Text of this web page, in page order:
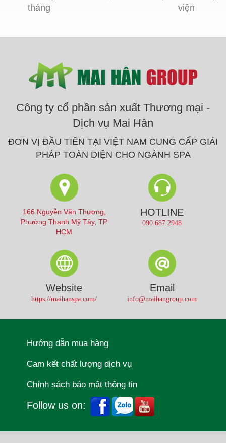
tháng
viện
Công ty cổ phần sản xuất Thương mại -
Dịch vụ Mai Hân
ĐƠN VỊ ĐẦU TIÊN TẠI VIỆT NAM CUNG CẤP GIẢI
PHÁP TOÀN DIỆN CHO NGÀNH SPA
166 Nguyễn Văn Thương,
Phường Thạnh Mỹ Tây, TP
HCM
HOTLINE
090 687 2948
Website
https://maihanspa.com/
Email
info@maihangroup.com
Hướng dẫn mua hàng
Cam kết chất lượng dịch vụ
Chính sách bảo mật thông tin
Follow us on: